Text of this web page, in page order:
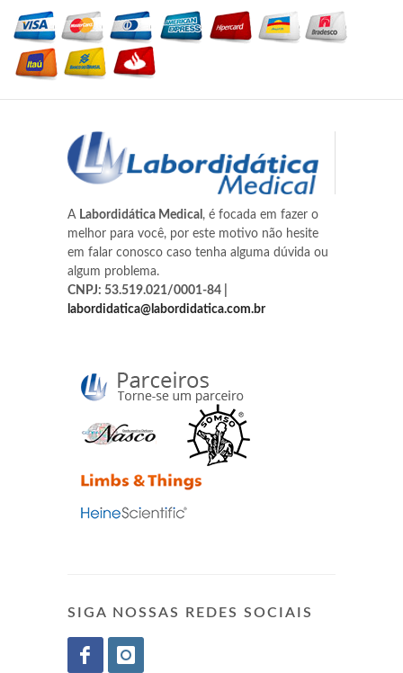
A Labordidática Medical , é focada em fazer o
melhor para você, por este motivo não hesite
em falar conosco caso tenha alguma dúvida ou
algum problema.
CNPJ: 53.519.021/0001-84 |
labordidatica@labordidatica.com.br
SIGA NOSSAS REDES SOCIAIS